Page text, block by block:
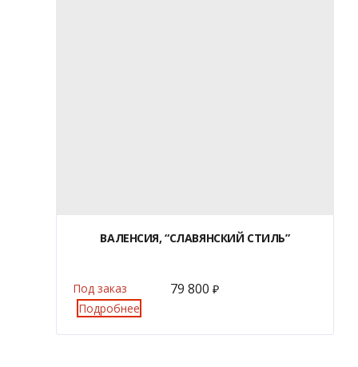
ВАЛЕНСИЯ, “СЛАВЯНСКИЙ СТИЛЬ”
Под заказ 79 800₽
Подробнее